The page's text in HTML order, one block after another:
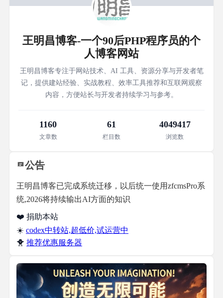
王明昌博客-一个90后PHP程序员的个
人博客网站
王明昌博客专注于网站技术、AI 工具、资源分享与开发者笔
记，提供建站经验、实战教程、效率工具推荐和互联网观察
内容，方便站长与开发者持续学习与参考。
1160
文章数
61
栏目数
4049417
浏览数
公告
王明昌博客已完成系统迁移，以后统一使用zfcmsPro系
统,2026将持续输出AI方面的知识
❤️ 捐助本站
☀️ codex中转站,超低价,试运营中
🐥 推荐优惠服务器